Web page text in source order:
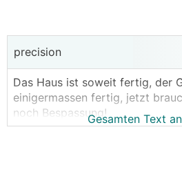
precision
Das Haus ist soweit fertig, der
einigermassen fertig, jetzt
noch Bespassung!Gesamten Text